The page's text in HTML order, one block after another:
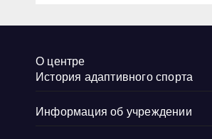
О центре
История адаптивного спорта
Информация об учреждении